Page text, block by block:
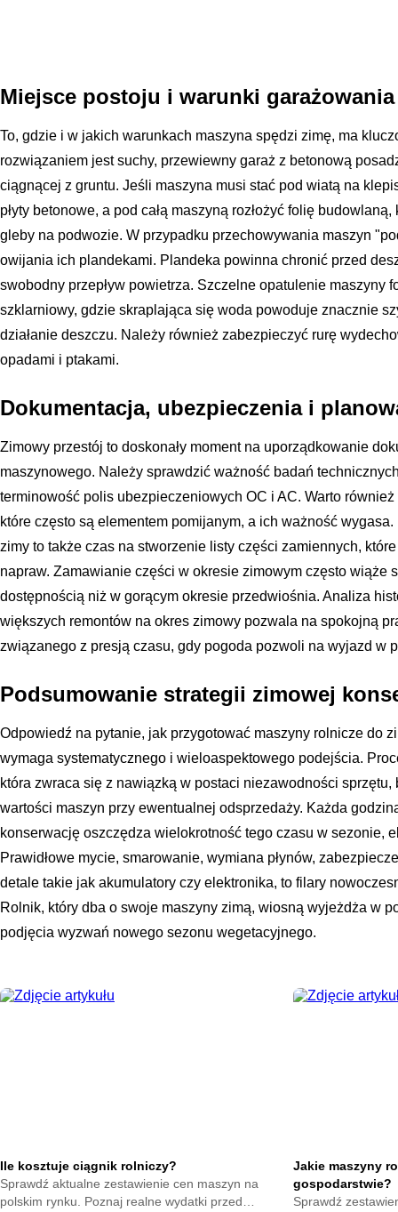
Miejsce postoju i warunki garażowania
To, gdzie i w jakich warunkach maszyna spędzi zimę, ma
rozwiązaniem jest suchy, przewiewny garaż z betonową
ciągnącej z gruntu. Jeśli maszyna musi stać pod wiatą na
płyty betonowe, a pod całą maszyną rozłożyć folię
gleby na podwozie. W przypadku przechowywania maszyn
owijania ich plandekami. Plandeka powinna chronić przed
swobodny przepływ powietrza. Szczelne opatulenie maszyny
szklarniowy, gdzie skraplająca się woda powoduje znacznie
działanie deszczu. Należy również zabezpieczyć rurę
opadami i ptakami.
Dokumentacja, ubezpieczenia i
Zimowy przestój to doskonały moment na uporządkowanie
maszynowego. Należy sprawdzić ważność badań
terminowość polis ubezpieczeniowych OC i AC. Warto
które często są elementem pomijanym, a ich ważność
zimy to także czas na stworzenie listy części zamiennych,
napraw. Zamawianie części w okresie zimowym często wiąże
dostępnością niż w gorącym okresie przedwiośnia. Analiza
większych remontów na okres zimowy pozwala na spokojną
związanego z presją czasu, gdy pogoda pozwoli na wyjazd w
Podsumowanie strategii zimowej
Odpowiedź na pytanie, jak przygotować maszyny rolnicze do
wymaga systematycznego i wieloaspektowego podejścia.
która zwraca się z nawiązką w postaci niezawodności
wartości maszyn przy ewentualnej odsprzedaży. Każda
konserwację oszczędza wielokrotność tego czasu w sezonie,
Prawidłowe mycie, smarowanie, wymiana płynów,
detale takie jak akumulatory czy elektronika, to filary
Rolnik, który dba o swoje maszyny zimą, wiosną wyjeżdża w
podjęcia wyzwań nowego sezonu wegetacyjnego.
Ile kosztuje ciągnik rolniczy?
Sprawdź aktualne zestawienie cen maszyn na
polskim rynku. Poznaj realne wydatki przed
Jakie maszyny
gospodarstwie?
Sprawdź